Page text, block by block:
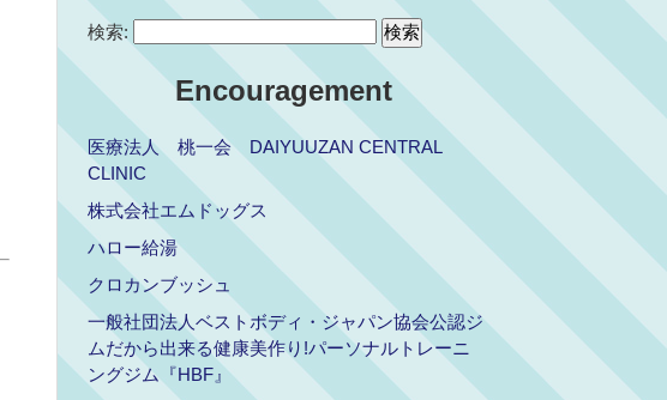
検索:
Encouragement
医療法人 桃一会 DAIYUUZAN CENTRAL
CLINIC
株式会社エムドッグス
ハロー給湯
クロカンブッシュ
一般社団法人ベストボディ・ジャパン協会公認ジ
ムだから出来る健康美作り!パーソナルトレーニ
ングジム『HBF』